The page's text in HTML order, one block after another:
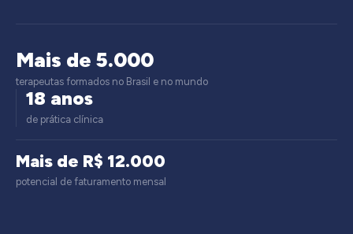
Mais de 5.000
terapeutas formados no Brasil e no mundo
18 anos
de prática clínica
Mais de R$ 12.000
potencial de faturamento mensal